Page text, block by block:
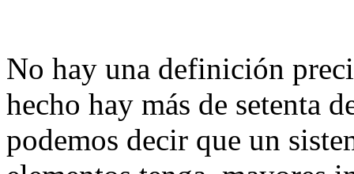
No hay una definición
hecho hay más de setenta
podemos decir que un